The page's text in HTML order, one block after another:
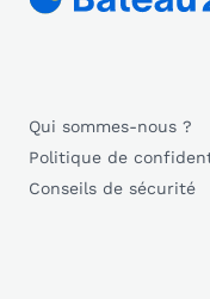
Qui sommes-nous ?
Politique de
Conseils de sécurité